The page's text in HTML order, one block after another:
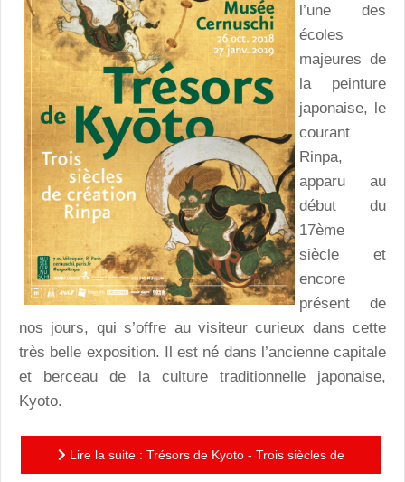
l’une des
écoles
majeures de
la peinture
japonaise, le
courant
Rinpa,
apparu au
début du
17ème
siècle et
encore
présent de
nos jours, qui s’offre au visiteur curieux dans cette
très belle exposition. Il est né dans l’ancienne capitale
et berceau de la culture traditionnelle japonaise,
Kyoto.
Lire la suite : Trésors de Kyoto - Trois siècles de